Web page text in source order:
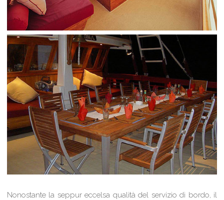
Nonostante la seppur eccelsa qualità del servizio di bordo, il